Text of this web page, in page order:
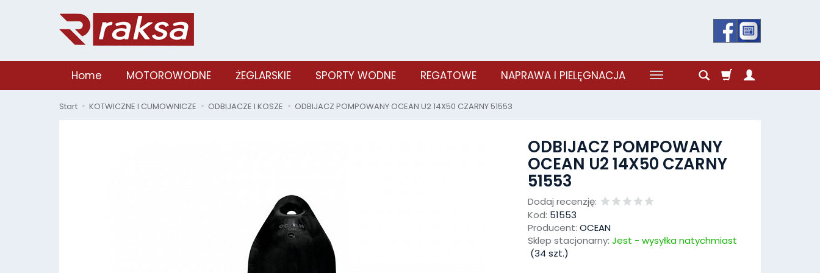
Home MOTOROWODNE ŻEGLARSKIE SPORTY WODNE REGATOWE NAPRAWA I PIELĘGNACJA
Start KOTWICZNE I CUMOWNICZE ODBIJACZE I KOSZE ODBIJACZ POMPOWANY OCEAN U2 14X50 CZARNY 51553
ODBIJACZ POMPOWANY
OCEAN U2 14X50 CZARNY
51553
Dodaj recenzję:
Kod: 51553
Producent: OCEAN
Sklep stacjonarny: Jest - wysyłka natychmiast
(34 szt.)